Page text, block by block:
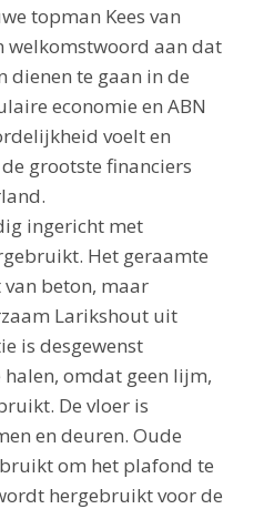
topman Kees van
welkomstwoord aan dat
dienen te gaan in de
economie en ABN
voelt en
grootste financiers
ingericht met
Het geraamte
beton, maar
Larikshout uit
is desgewenst
omdat geen lijm,
De vloer is
en deuren. Oude
om het plafond te
hergebruikt voor de